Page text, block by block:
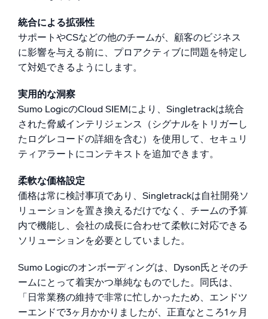
統合による拡張性
サポートやCSなどの他のチームが、顧客のビジネス
に影響を与える前に、プロアクティブに問題を特定し
て対処できるようにします。
実用的な洞察
Sumo LogicのCloud SIEMにより、Singletrackは統合
された脅威インテリジェンス（シグナルをトリガーし
たログレコードの詳細を含む）を使用して、セキュリ
ティアラートにコンテキストを追加できます。
柔軟な価格設定
価格は常に検討事項であり、Singletrackは自社開発ソ
リューションを置き換えるだけでなく、チームの予算
内で機能し、会社の成長に合わせて柔軟に対応できる
ソリューションを必要としていました。
Sumo Logicのオンボーディングは、Dyson氏とそのチ
ームにとって着実かつ単純なものでした。同氏は、
「日常業務の維持で非常に忙しかったため、エンドツ
ーエンドで3ヶ月かかりましたが、正直なところ1ヶ月